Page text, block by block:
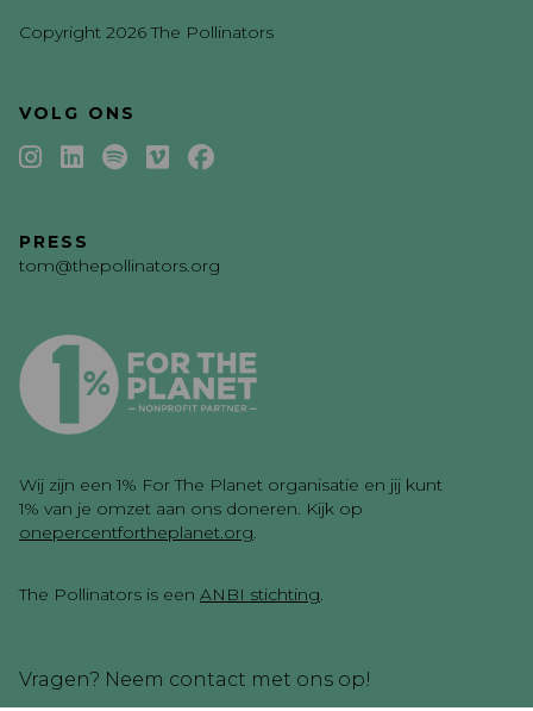
Copyright 2026 The Pollinators
VOLG ONS
PRESS
tom@thepollinators.org
Wij zijn een 1% For The Planet organisatie en jij kunt
1% van je omzet aan ons doneren. Kijk op
onepercentfortheplanet.org.
The Pollinators is een ANBI stichting.
Vragen? Neem contact met ons op!